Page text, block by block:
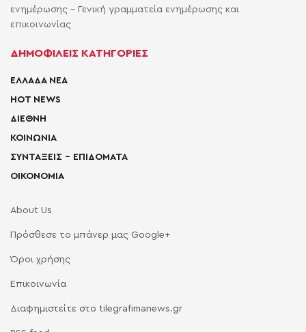
ενημέρωσης - Γενική γραμματεία ενημέρωσης και
επικοινωνίας
ΔΗΜΟΦΙΛΕΙΣ ΚΑΤΗΓΟΡΙΕΣ
ΕΛΛΑΔΑ ΝΕΑ
HOT NEWS
ΔΙΕΘΝΗ
ΚΟΙΝΩΝΙΑ
ΣΥΝΤΑΞΕΙΣ – ΕΠΙΔΟΜΑΤΑ
ΟΙΚΟΝΟΜΙΑ
About Us
Πρόσθεσε το μπάνερ μας Google+
Όροι χρήσης
Επικοινωνία
Διαφημιστείτε στο tilegrafimanews.gr